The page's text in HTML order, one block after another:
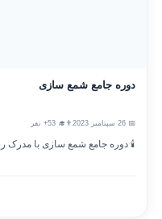
دوره جامع شمع سازی
👨‍🎓 53+ نفر
🕯️ دوره جامع شمع سازی با مدرک